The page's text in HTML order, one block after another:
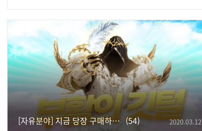
[자유분야] 지금 당장 구매하세요!!! ★☆부활의 깃털☆★ 54 2020.03.12